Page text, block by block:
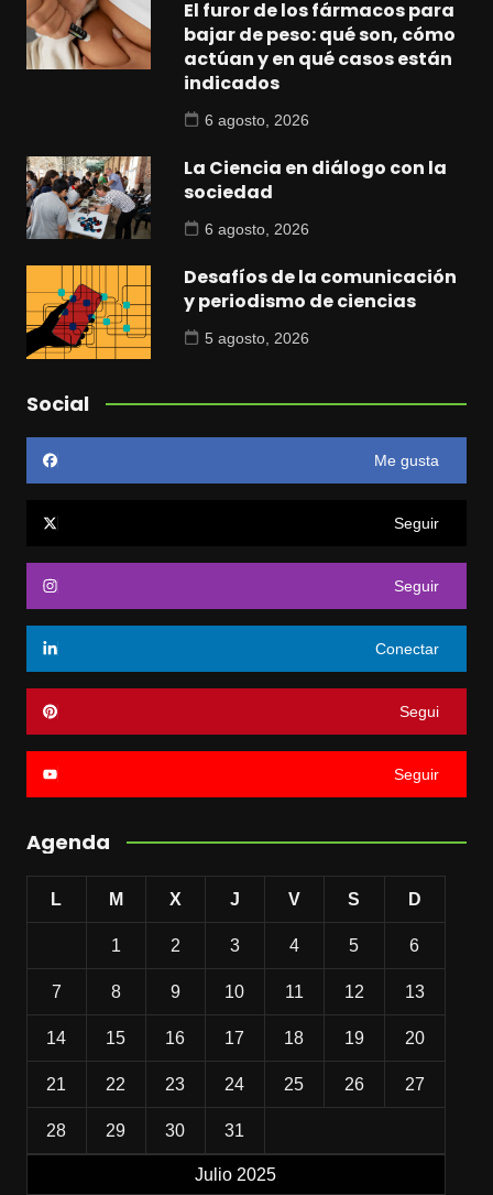
El furor de los fármacos para
bajar de peso: qué son, cómo
actúan y en qué casos están
indicados
6 agosto, 2026
La Ciencia en diálogo con la
sociedad
6 agosto, 2026
Desafíos de la comunicación
y periodismo de ciencias
5 agosto, 2026
Social
Me gusta
Seguir
Seguir
Conectar
Segui
Seguir
Agenda
Julio 2025
L M X J V S D
1 2 3 4 5 6
7 8 9 10 11 12 13
14 15 16 17 18 19 20
21 22 23 24 25 26 27
28 29 30 31